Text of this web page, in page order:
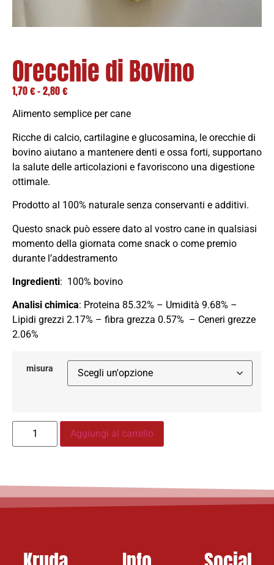
Orecchie di Bovino
1,70€-2,80€
Alimento semplice per cane
Ricche di calcio, cartilagine e glucosamina, le orecchie di
bovino aiutano a mantenere denti e ossa forti, supportano
la salute delle articolazioni e favoriscono una digestione
ottimale.
Prodotto al 100% naturale senza conservanti e additivi.
Questo snack può essere dato al vostro cane in qualsiasi
momento della giornata come snack o come premio
durante l’addestramento
Ingredienti: 100% bovino
Analisi chimica: Proteina 85.32% – Umidità 9.68% –
Lipidi grezzi 2.17% – fibra grezza 0.57% – Ceneri grezze
2.06%
misura
Aggiungi al carrello